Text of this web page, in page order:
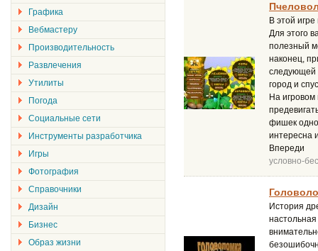
В этой
Для этого
полезный
наконец,
следующей
город и
На
фишек
интересна
Впереди
условно-
История
настольная
Графика
Вебмастеру
Производительность
Развлечения
Утилиты
Погода
Социальные сети
Инструменты разработчика
Игры
Фотография
Справочники
Дизайн
Бизнес
Образ жизни